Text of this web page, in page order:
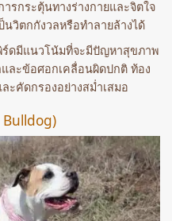
รกระตุ้นทางร่างกายและจิตใจ
นวิตกกังวลหรือทำลายล้างได้
ร์ดมีแนวโน้มที่จะมีปัญหาสุขภาพ
ละข้อศอกเคลื่อนผิดปกติ ท้อง
ะคัดกรองอย่างสม่ำเสมอ
Bulldog)